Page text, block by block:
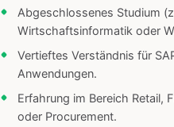
Abgeschlossenes Studium
Wirtschaftsinformatik oder
Vertieftes Verständnis für
Anwendungen.
Erfahrung im Bereich Retail,
oder Procurement.